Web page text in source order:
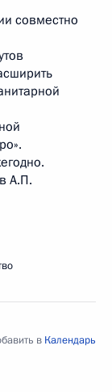
совместно
А.П.
в Календарь